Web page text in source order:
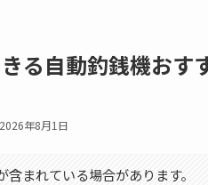
る自動釣銭機おす
2026年8月1日
まれている場合があります。